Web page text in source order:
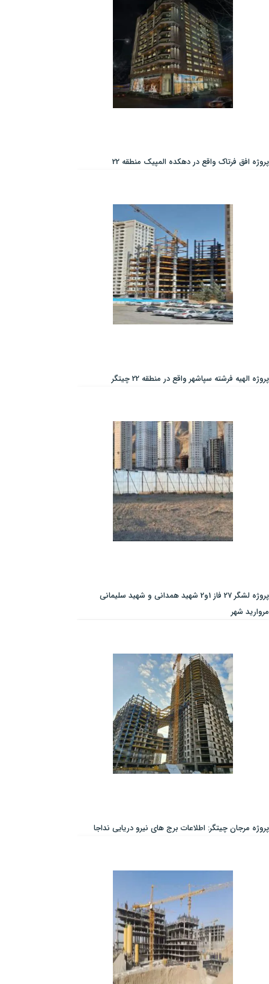
پروژه افق فرتاک واقع در دهکده المپیک منطقه 22
پروژه الهیه فرشته سپاشهر واقع در منطقه 22 چیتگر
پروژه لشگر 27 فاز 1و2 شهید همدانی و شهید سلیمانی
مروارید شهر
پروژه مرجان چیتگر: اطلاعات برج های نیرو دریایی نداجا